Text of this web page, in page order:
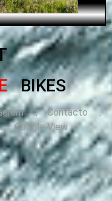
BIKES
.Contacto .
Google View.